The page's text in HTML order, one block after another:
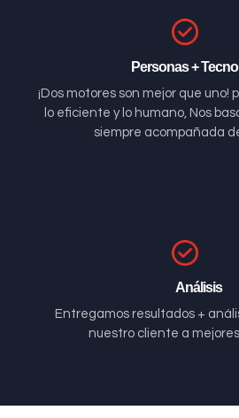
Personas +
¡Dos motores son mejor que uno!
lo eficiente y lo humano, Nos
siempre acompañada
Análisis
Entregamos resultados +
nuestro cliente a